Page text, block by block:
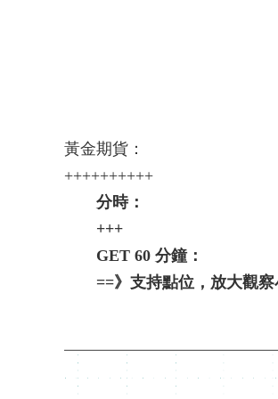
黃金期貨：
++++++++++
分時：
+++
GET 60 分鐘：
==》支持點位，放大觀